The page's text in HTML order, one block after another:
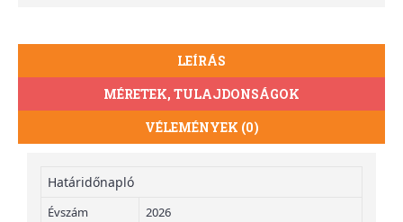
LEÍRÁS
MÉRETEK, TULAJDONSÁGOK
VÉLEMÉNYEK (0)
Határidőnapló
Évszám
2026